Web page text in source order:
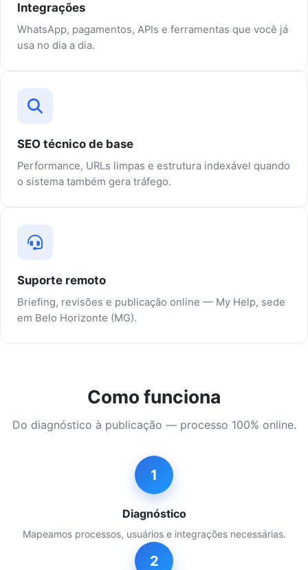
Integrações
WhatsApp, pagamentos, APIs e ferramentas que você já
usa no dia a dia.
SEO técnico de base
Performance, URLs limpas e estrutura indexável quando
o sistema também gera tráfego.
Suporte remoto
Briefing, revisões e publicação online — My Help, sede
em Belo Horizonte (MG).
Como funciona
Do diagnóstico à publicação — processo 100% online.
1
Diagnóstico
Mapeamos processos, usuários e integrações necessárias.
2